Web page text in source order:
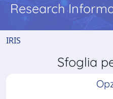
Research
IRIS
Sfoglia